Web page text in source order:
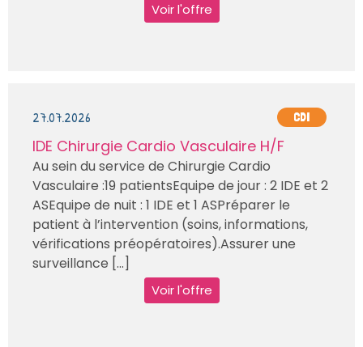
Voir l'offre
27.07.2026 CDI
IDE Chirurgie Cardio Vasculaire H/F
Au sein du service de Chirurgie Cardio
Vasculaire :19 patientsEquipe de jour : 2 IDE et 2
ASEquipe de nuit : 1 IDE et 1 ASPréparer le
patient à l’intervention (soins, informations,
vérifications préopératoires).Assurer une
surveillance [...]
Voir l'offre